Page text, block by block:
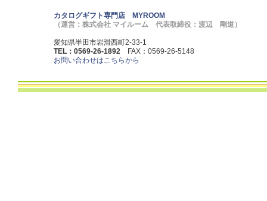
カタログギフト専門店 MYROOM
（運営：株式会社 マイルーム 代表取締役：渡辺 剛道）
愛知県半田市岩滑西町2-33-1
TEL：0569-26-1892 FAX：0569-26-5148
お問い合わせはこちらから